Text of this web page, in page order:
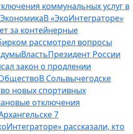
коммунальных услуг в
ЭкономикаВ «ЭкоИнтеграторе»
за контейнерные
рассмотрел вопросы
ВластьПрезидент России
закон о продлении
В Сольвычегодске
новых спортивных
отключения
7
рассказали, кто